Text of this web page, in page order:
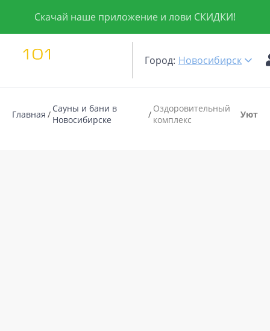
Скачай наше приложение и лови СКИДКИ!
Город: Новосибирск
Главная
Сауны и бани в
Новосибирске
Оздоровительный
комплекс
Уют